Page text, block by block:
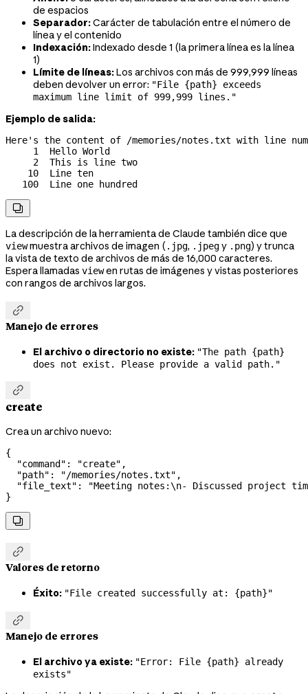
de espacios
Separador:Carácter de tabulación entre el número de
línea y el contenido
Indexación:Indexado desde 1 (la primera línea es la línea
1)
Límite de líneas:Los archivos con más de 999,999 líneas
deben devolver un error: "File {path} exceeds
maximum line limit of 999,999 lines."
Ejemplo de salida:
Here's the content of /memories/notes.txt with line
     1	Hello World
     2	This is line two
    10	Line ten
   100	Line one hundred

La descripción de la herramienta de Claude también dice que
viewmuestra archivos de imagen (.jpg, .jpegy .png) y trunca
la vista de texto de archivos de más de 16,000 caracteres.
Espera llamadas viewen rutas de imágenes y vistas posteriores
con rangos de archivos largos.

Manejo de errores
El archivo o directorio no existe: "The path {path}
does not exist. Please provide a valid path."

create
Crea un archivo nuevo:
{
  "command"
: "create" ,
  "path"
: "/memories/notes.txt" ,
  "file_text"
: "Meeting notes:\n- Discussed project
}


Valores de retorno
Éxito: "File created successfully at: {path}"

Manejo de errores
El archivo ya existe: "Error: File {path} already
exists"